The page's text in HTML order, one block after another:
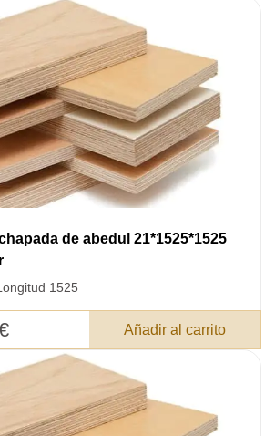
de abedul 21*1525*1525
1525
Añadir al carrito